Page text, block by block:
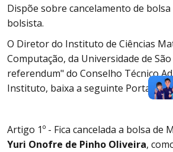
Dispõe sobre cancelamento de
bolsista.
O Diretor do Instituto de Ciências
Computação, da Universidade de
referendum" do Conselho Técnico
Instituto, baixa a seguinte Portaria:
Artigo 1º - Fica cancelada a bolsa de
Yuri Onofre de Pinho Oliveira,